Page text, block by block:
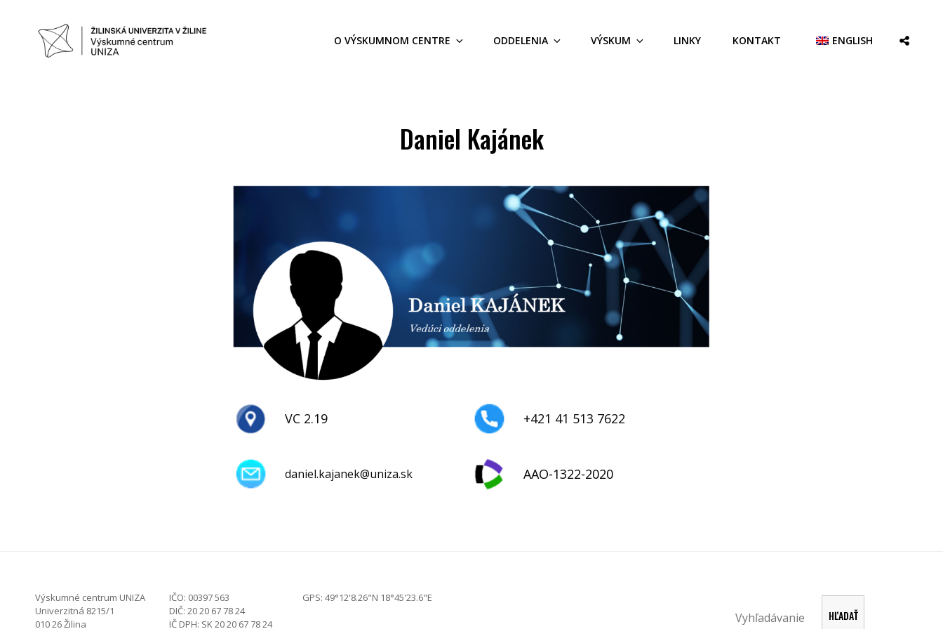
O VÝSKUMNOM CENTRE ODDELENIA VÝSKUM LINKY KONTAKT ENGLISH
Daniel Kajánek
VC 2.19
daniel.kajanek@uniza.sk
+421 41 513 7622
AAO-1322-2020
Výskumné centrum UNIZA
Univerzitná 8215/1
010 26 Žilina
IČO: 00397 563
DIČ: 20 20 67 78 24
IČ DPH: SK 20 20 67 78 24
GPS: 49°12'8.26"N 18°45'23.6"E
HĽADAŤ